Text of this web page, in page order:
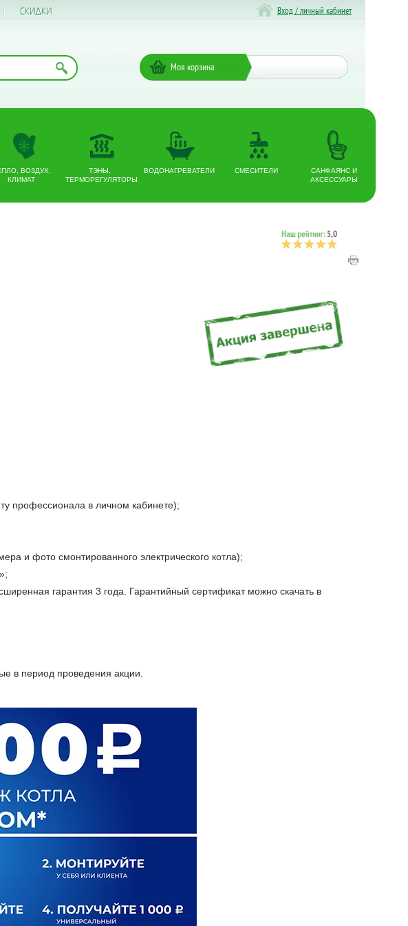
CКИДКИ Вход / личный кабинет
Моя корзина
ВОЗДУХ,
КЛИМАТ
ТЭНЫ,
ТЕРМОРЕГУЛЯТОРЫ
ВОДОНАГРЕВАТЕЛИ СМЕСИТЕЛИ
САНФАЯНС И
АКСЕССУАРЫ
профессионала в личном кабинете);
и фото смонтированного электрического котла);
гарантия 3 года. Гарантийный сертификат можно скачать в
в период проведения акции.